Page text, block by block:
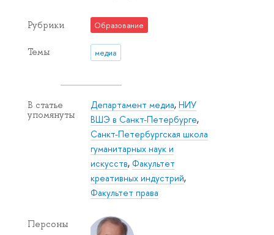
Рубрики Образование
Темы медиа
В статье
упомянуты
Департамент медиа,НИУ
ВШЭ в Санкт-Петербурге,
Санкт-Петербургская школа
гуманитарных наук и
искусств,Факультет
креативных индустрий,
Факультет права
Персоны